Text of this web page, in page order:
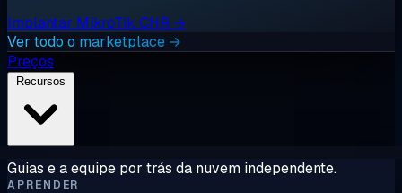
Implantar MikroTik CHR →
Ver todo o marketplace →
Preços
Guias e a equipe por trás da nuvem independente.
APRENDER